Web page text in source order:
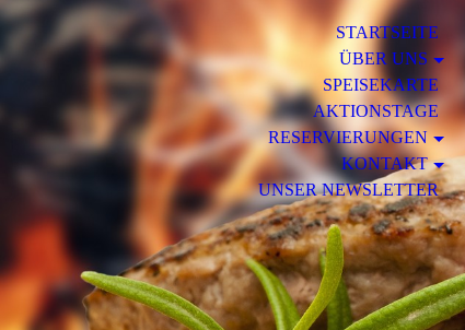
STARTSEITE
ÜBER UNS
SPEISEKARTE
AKTIONSTAGE
RESERVIERUNGEN
KONTAKT
UNSER NEWSLETTER